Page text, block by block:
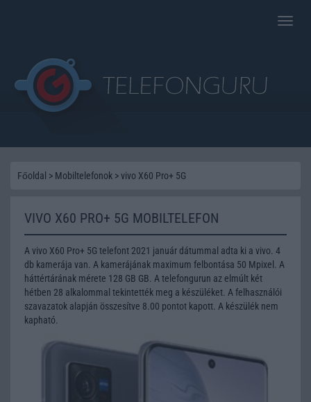
Toggle
Főoldal > Mobiltelefonok >vivo X60 Pro+ 5G
VIVO X60 PRO+ 5G MOBILTELEFON
A vivo X60 Pro+ 5G telefont 2021 január dátummal adta ki a vivo. 4
db kamerája van. A kamerájának maximum felbontása 50 Mpixel. A
háttértárának mérete 128 GB GB. A telefongurun az elmúlt két
hétben 28 alkalommal tekintették meg a készüléket. A felhasználói
szavazatok alapján összesítve 8.00 pontot kapott. A készülék nem
kapható.